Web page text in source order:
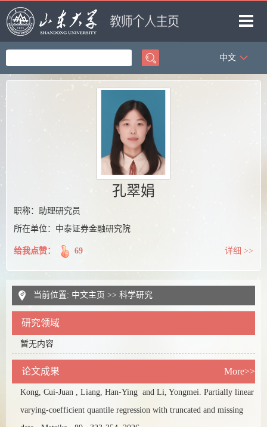
首页
中文
孔翠娟
职称：助理研究员
所在单位：中泰证券金融研究院
给我点赞： 69 详细 >>
当前位置: 中文主页 >> 科学研究
研究领域
暂无内容
论文成果 More>>
Kong, Cui-Juan , Liang, Han-Ying and Li, Yongmei. Partially linear
varying-coefficient quantile regression with truncated and missing